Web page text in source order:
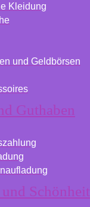
Kleidung
und Geldbörsen
Guthaben
Schönheit